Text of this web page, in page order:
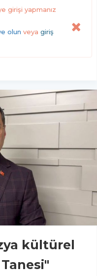
girişi yapmanız
olun veya giriş
kültürel